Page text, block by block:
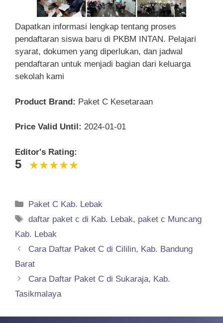
Dapatkan informasi lengkap tentang proses
pendaftaran siswa baru di PKBM INTAN. Pelajari
syarat, dokumen yang diperlukan, dan jadwal
pendaftaran untuk menjadi bagian dari keluarga
sekolah kami
Product Brand: Paket C Kesetaraan
Price Valid Until: 2024-01-01
Editor's Rating:
5
Categories
Paket C Kab. Lebak
Tags
daftar paket c di Kab. Lebak, paket c Muncang
Kab. Lebak
Cara Daftar Paket C di Cililin, Kab. Bandung
Barat
Cara Daftar Paket C di Sukaraja, Kab.
Tasikmalaya